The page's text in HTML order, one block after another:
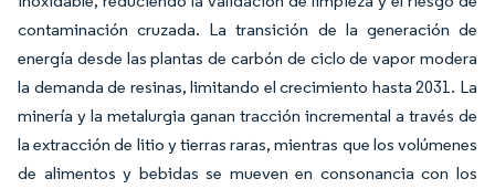
contaminación cruzada. La transición de la generación de
energía desde las plantas de carbón de ciclo de vapor modera
la demanda de resinas, limitando el crecimiento hasta 2031. La
minería y la metalurgia ganan tracción incremental a través de
la extracción de litio y tierras raras, mientras que los volúmenes
de alimentos y bebidas se mueven en consonancia con los